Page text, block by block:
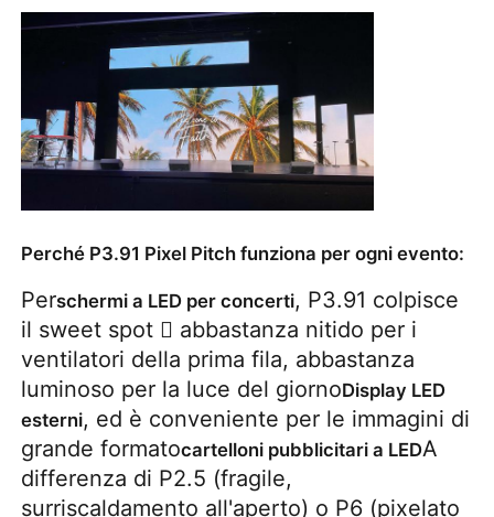
Perché P3.91 Pixel Pitch funziona per ogni evento:
Perschermi a LED per concerti, P3.91 colpisce
il sweet spot  abbastanza nitido per i
ventilatori della prima fila, abbastanza
luminoso per la luce del giornoDisplay LED
esterni, ed è conveniente per le immagini di
grande formatocartelloni pubblicitari a LEDA
differenza di P2.5 (fragile,
surriscaldamento all'aperto) o P6 (pixelato